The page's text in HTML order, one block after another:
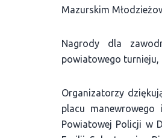
Mazurskim
Nagrody dla
powiatowego turnieju,
Organizatorzy
placu
Powiatowej Policji w